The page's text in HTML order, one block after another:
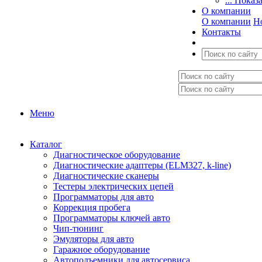
О компании
О компании
Контакты
Меню
Каталог
Диагностическое оборудование
Диагностические адаптеры (ELM327, k-line)
Диагностические сканеры
Тестеры электрических цепей
Программаторы для авто
Коррекция пробега
Программаторы ключей авто
Чип-тюнинг
Эмуляторы для авто
Гаражное оборудование
Автоподъемники для автосервиса